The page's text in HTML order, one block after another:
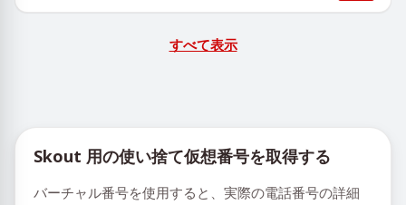
すべて表示
Skout 用の使い捨て仮想番号を取得する
バーチャル番号を使用すると、実際の電話番号の詳細